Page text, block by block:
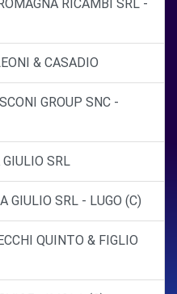
RICAMBI SRL -
& CASADIO
GROUP SNC -
SRL
GIULIO SRL - LUGO (C)
QUINTO & FIGLIO